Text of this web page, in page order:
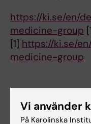
https://ki.se/en/
medicine-group
[1] https://ki.se/
medicine-group
Forskningsområden:
Vi använder
På Karolinska